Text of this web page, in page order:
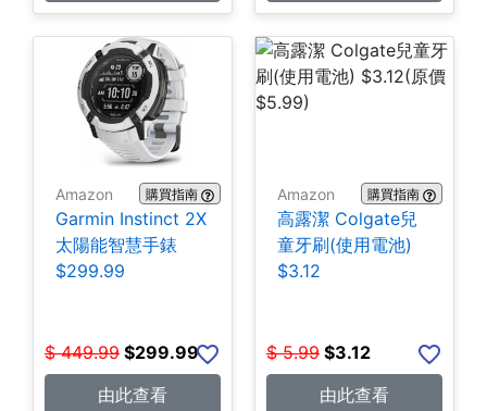
Amazon 購買指南
Garmin Instinct 2X
太陽能智慧手錶
$299.99
$ 449.99 $299.99
由此查看
Amazon 購買指南
高露潔 Colgate兒
童牙刷(使用電池)
$3.12
$ 5.99 $3.12
由此查看